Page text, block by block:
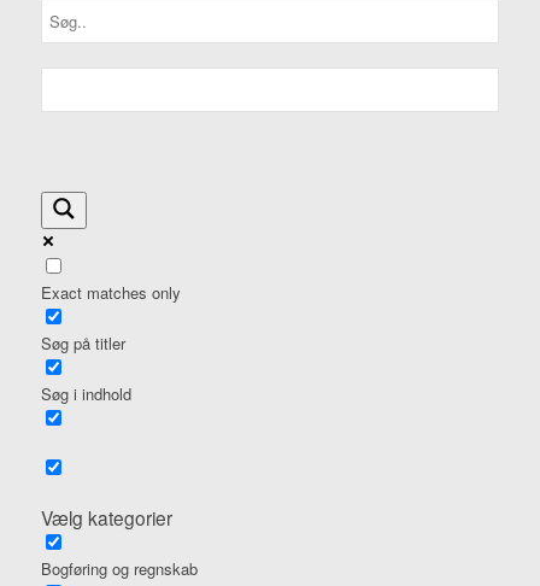
Exact matches only
Søg på titler
Søg i indhold
Vælg kategorier
Bogføring og regnskab